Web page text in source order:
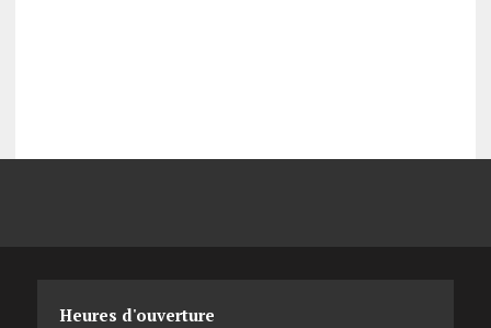
Heures d'ouverture